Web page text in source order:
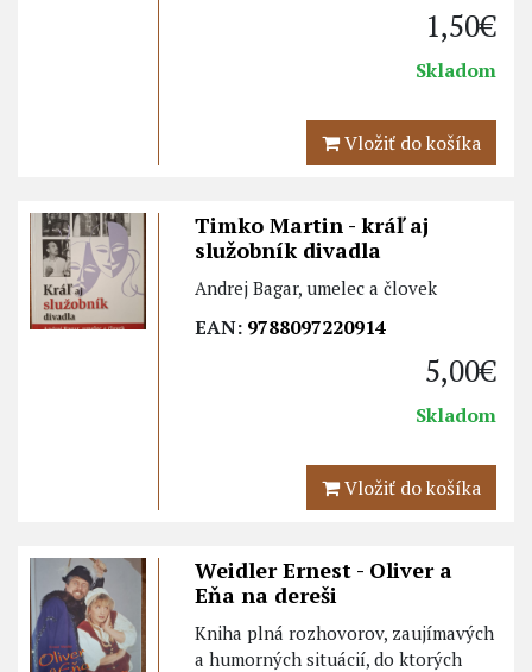
1,50€
Skladom
Vložiť do košíka
Timko Martin - kráľ aj
služobník divadla
Andrej Bagar, umelec a človek
EAN: 9788097220914
5,00€
Skladom
Vložiť do košíka
Weidler Ernest - Oliver a
Eňa na dereši
Kniha plná rozhovorov, zaujímavých
a humorných situácií, do ktorých